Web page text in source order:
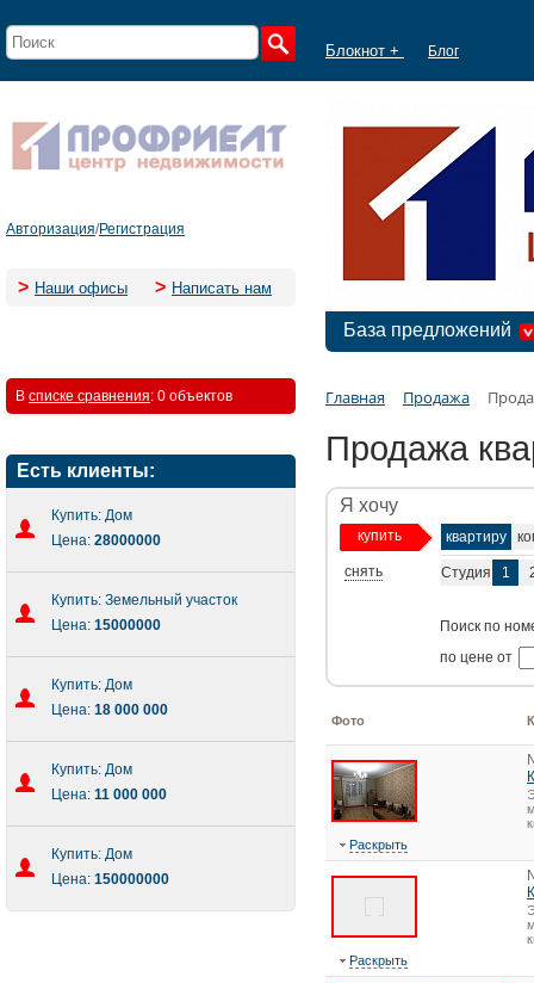
Блокнот + Блог
Авторизация/Регистрация
> Наши офисы > Написать нам
База предложений
В списке сравнения: 0 объектов
Есть клиенты:
Купить: Дом
Цена: 28000000
Купить: Земельный участок
Цена: 15000000
Купить: Дом
Цена: 18 000 000
Купить: Дом
Цена: 11 000 000
Купить: Дом
Цена: 150000000
Главная Продажа
Продажа
Я хочу
купить
снять
квартиру
Студия 1
Поиск по
по цене от
Фото
Раскрыть
Раскрыть